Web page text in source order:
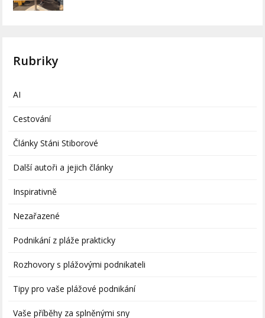
Rubriky
AI
Cestování
Články Stáni Stiborové
Další autoři a jejich články
Inspirativně
Nezařazené
Podnikání z pláže prakticky
Rozhovory s plážovými podnikateli
Tipy pro vaše plážové podnikání
Vaše příběhy za splněnými sny